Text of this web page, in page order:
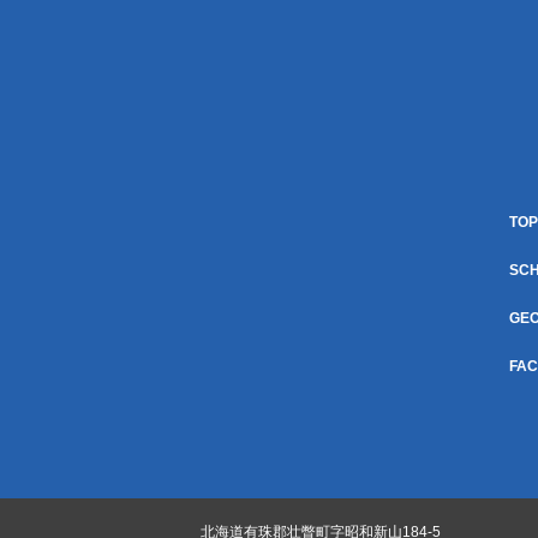
TOP
北海道有珠郡壮瞥町字昭和新山184-5